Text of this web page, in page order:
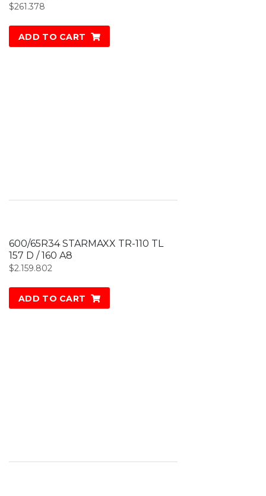
$261.378
ADD TO CART
600/65R34 STARMAXX TR-110 TL
157 D / 160 A8
$2.159.802
ADD TO CART